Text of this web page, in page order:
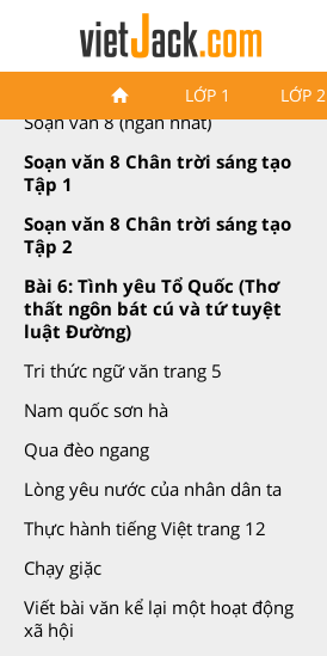
LỚP 1 LỚP 2
Soạn văn 8 Chân trời sáng tạo
Soạn văn 8 (ngắn nhất)
Soạn văn 8 Chân trời sáng tạo
Tập 1
Soạn văn 8 Chân trời sáng tạo
Tập 2
Bài 6: Tình yêu Tổ Quốc (Thơ
thất ngôn bát cú và tứ tuyệt
luật Đường)
Tri thức ngữ văn trang 5
Nam quốc sơn hà
Qua đèo ngang
Lòng yêu nước của nhân dân ta
Thực hành tiếng Việt trang 12
Chạy giặc
Viết bài văn kể lại một hoạt động
xã hội